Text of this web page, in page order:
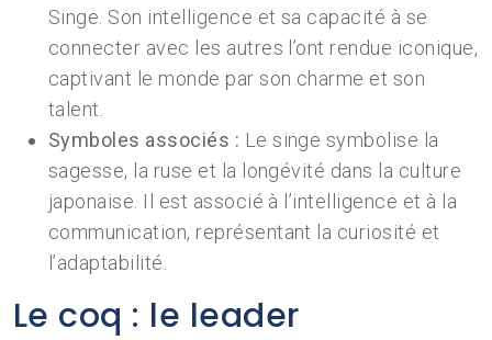
Singe. Son intelligence et sa capacité à se
connecter avec les autres l’ont rendue iconique,
captivant le monde par son charme et son
talent.
Symboles associés : Le singe symbolise la
sagesse, la ruse et la longévité dans la culture
japonaise. Il est associé à l’intelligence et à la
communication, représentant la curiosité et
l’adaptabilité.
Le coq : le leader